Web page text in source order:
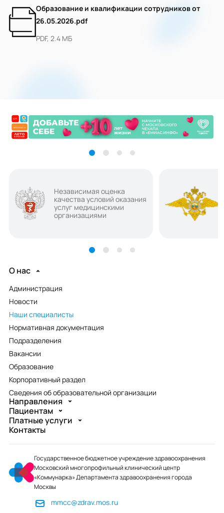
Образование и квалификации сотрудников от
26.05.2026.pdf
PDF, 2.4 МБ
Независимая оценка
качества условий оказания
услуг медицинскими
организациями
О нас
Администрация
Новости
Наши специалисты
Нормативная документация
Подразделения
Вакансии
Образование
Корпоративный раздел
Сведения об образовательной организации
Направления
Пациентам
Платные услуги
Контакты
Государственное бюджетное учреждение здравоохранения
Московский многопрофильный клинический центр
«Коммунарка» Департамента здравоохранения города
Москвы
mmcc@zdrav.mos.ru